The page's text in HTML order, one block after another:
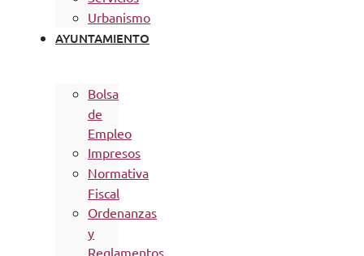
Urbanismo
AYUNTAMIENTO
Bolsa
de
Empleo
Impresos
Normativa
Fiscal
Ordenanzas
y
Reglamentos